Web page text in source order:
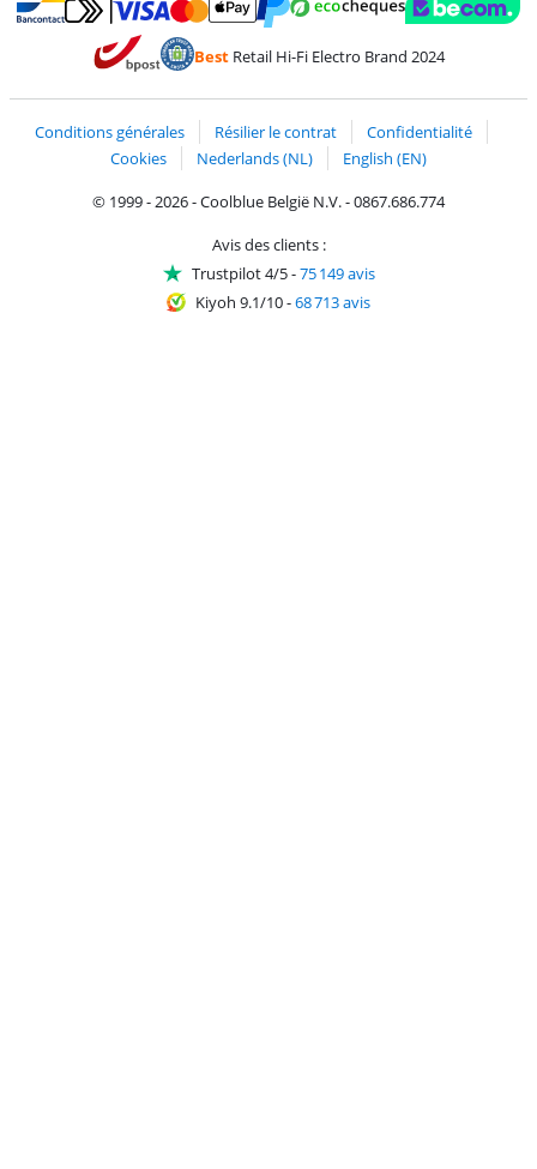
Payer avec Bancontact
Payer avec MasterCard et Visa via ClickToPay
BestRetail Hi-Fi Electro Brand 2024
Conditions générales Résilier le contrat
Confidentialité
Cookies
Nederlands (NL)
English (EN)
© 1999 - 2026 - Coolblue België N.V. - 0867.686.774
Avis des clients :
Trustpilot 4/5-75 149 avis
Kiyoh 9.1/10-68 713 avis